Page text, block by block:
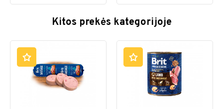
Kitos prekės kategorijoje